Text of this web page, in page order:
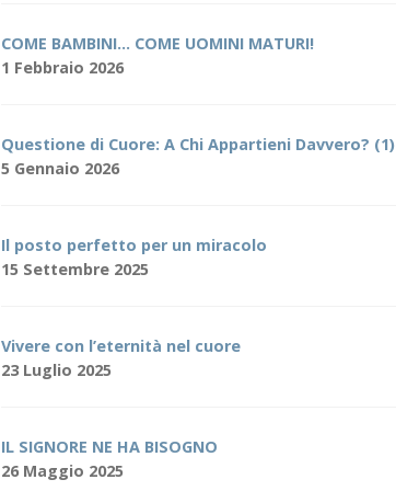
COME BAMBINI… COME UOMINI MATURI!
1 Febbraio 2026
Questione di Cuore: A Chi Appartieni Davvero? (1)
5 Gennaio 2026
Il posto perfetto per un miracolo
15 Settembre 2025
Vivere con l’eternità nel cuore
23 Luglio 2025
IL SIGNORE NE HA BISOGNO
26 Maggio 2025